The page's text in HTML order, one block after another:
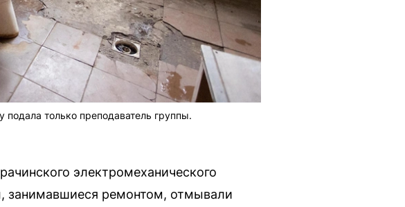
только преподаватель группы.
электромеханического
занимавшиеся ремонтом, отмывали